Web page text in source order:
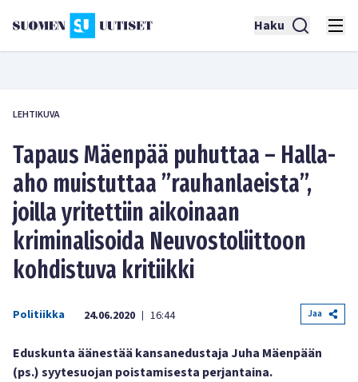
Haku
LEHTIKUVA
Tapaus Mäenpää puhuttaa – Halla-
aho muistuttaa ”rauhanlaeista”,
joilla yritettiin aikoinaan
kriminalisoida Neuvostoliittoon
kohdistuva kritiikki
Politiikka 24.06.2020 | 16:44 Jaa
Eduskunta äänestää kansanedustaja Juha Mäenpään
(ps.) syytesuojan poistamisesta perjantaina.